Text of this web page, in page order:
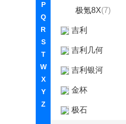
P
Q
R
S
T
W
X
Y
Z
极氪8X(7)
吉利
吉利几何
吉利银河
金杯
极石